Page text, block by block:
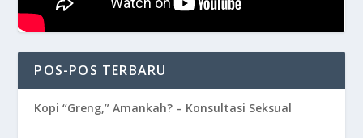
POS-POS TERBARU
Kopi “Greng,” Amankah? – Konsultasi Seksual